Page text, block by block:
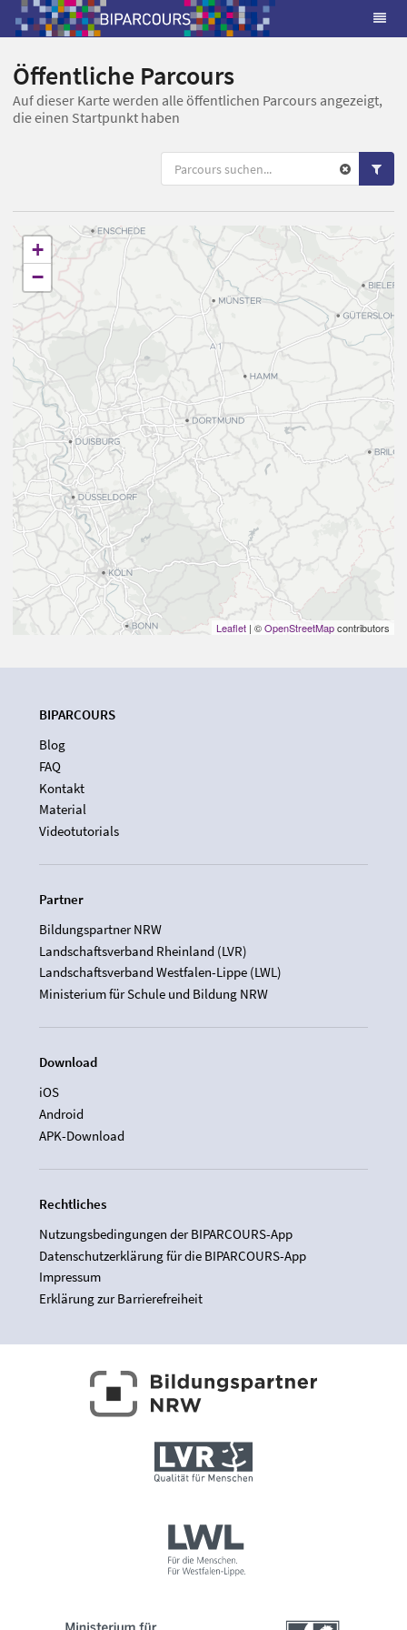
Öffentliche Parcours
Auf dieser Karte werden alle öffentlichen Parcours angezeigt,
die einen Startpunkt haben
+
−
Leaflet | ©OpenStreetMapcontributors
BIPARCOURS
Blog
FAQ
Kontakt
Material
Videotutorials
Partner
Bildungspartner NRW
Landschaftsverband Rheinland (LVR)
Landschaftsverband Westfalen-Lippe (LWL)
Ministerium für Schule und Bildung NRW
Download
iOS
Android
APK-Download
Rechtliches
Nutzungsbedingungen der BIPARCOURS-App
Datenschutzerklärung für die BIPARCOURS-App
Impressum
Erklärung zur Barrierefreiheit